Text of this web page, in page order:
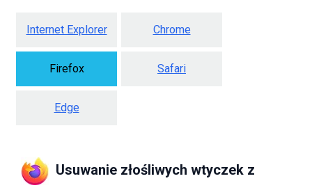
Internet Explorer Chrome
Firefox Safari
Edge
Usuwanie złośliwych wtyczek z